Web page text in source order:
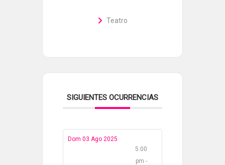
Teatro
SIGUIENTES OCURRENCIAS
Dom 03 Ago 2025
5:00
pm -